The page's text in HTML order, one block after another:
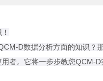
D数据分析方面的知识？
者。它将一步步教您QCM-